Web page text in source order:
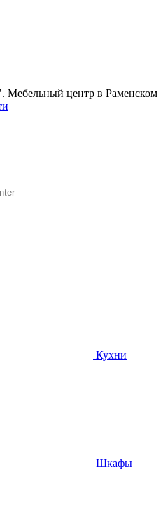
Мебельный центр в Раменском
Кухни
Шкафы